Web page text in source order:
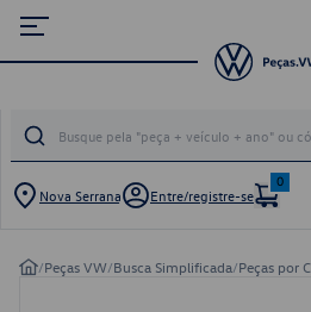
Nova Serrana Entre/registre-se
0
/Peças VW/Busca Simplificada/Peças por